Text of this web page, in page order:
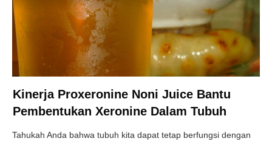
Kinerja Proxeronine Noni Juice Bantu
Pembentukan Xeronine Dalam Tubuh
Tahukah Anda bahwa tubuh kita dapat tetap berfungsi dengan